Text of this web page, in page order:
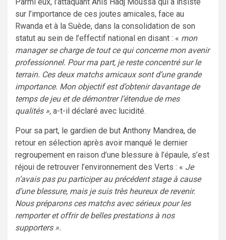
sur l’importance de ces joutes amicales, face au
Rwanda et à la Suède, dans la consolidation de son
statut au sein de l’effectif national en disant : « mon
manager se charge de tout ce qui concerne mon avenir
professionnel. Pour ma part, je reste concentré sur le
terrain. Ces deux matchs amicaux sont d’une grande
importance. Mon objectif est d’obtenir davantage de
temps de jeu et de démontrer l’étendue de mes
qualités », a-t-il déclaré avec lucidité.
Pour sa part, le gardien de but Anthony Mandrea, de
retour en sélection après avoir manqué le dernier
regroupement en raison d’une blessure à l’épaule, s’est
réjoui de retrouver l’environnement des Verts : « Je
n’avais pas pu participer au précédent stage à cause
d’une blessure, mais je suis très heureux de revenir.
Nous préparons ces matchs avec sérieux pour les
remporter et offrir de belles prestations à nos
supporters ».